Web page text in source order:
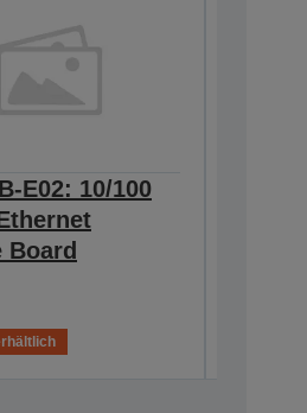
E02: 10/100
Board